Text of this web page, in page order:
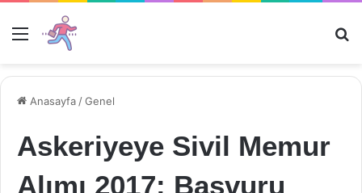
Menü
Anasayfa /Genel
Askeriyeye Sivil Memur
Alımı 2017: Başvuru